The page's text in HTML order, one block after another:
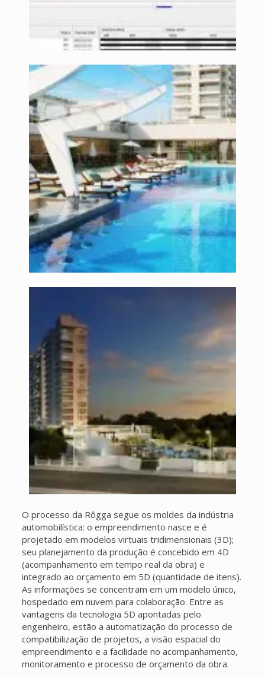
O processo da Rôgga segue os moldes da indústria
automobilística: o empreendimento nasce e é
projetado em modelos virtuais tridimensionais (3D);
seu planejamento da produção é concebido em 4D
(acompanhamento em tempo real da obra) e
integrado ao orçamento em 5D (quantidade de itens).
As informações se concentram em um modelo único,
hospedado em nuvem para colaboração. Entre as
vantagens da tecnologia 5D apontadas pelo
engenheiro, estão a automatização do processo de
compatibilização de projetos, a visão espacial do
empreendimento e a facilidade no acompanhamento,
monitoramento e processo de orçamento da obra.